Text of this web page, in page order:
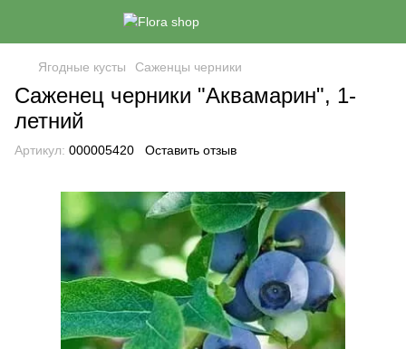
Ягодные кусты Саженцы черники
Саженец черники "Аквамарин", 1-
летний
Артикул: 000005420 Оставить отзыв